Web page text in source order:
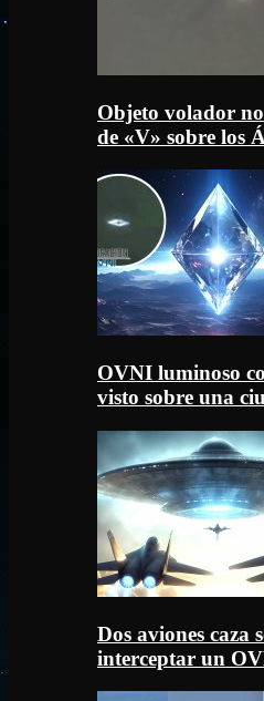
Objeto volador
de «V» sobre los
OVNI luminoso
visto sobre una
Dos aviones caza
interceptar un